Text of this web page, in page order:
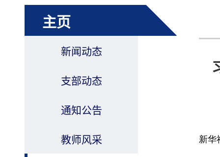
主页
新闻动态
支部动态
通知公告
教师风采 新华